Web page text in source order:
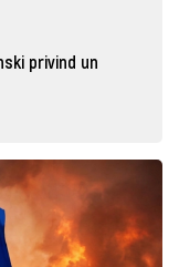
privind un